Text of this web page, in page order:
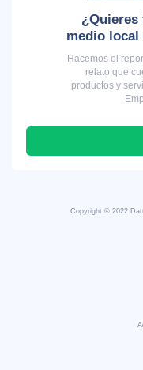
¿Quieres
medio
Hacemos el
relato que
productos y
Copyright © 2022